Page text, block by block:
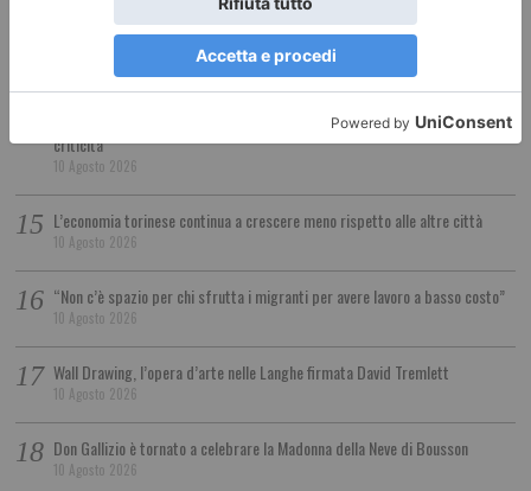
Furto al centro commerciale: un arresto
Piemonte, esodo di Ferragosto: traffico intenso nel weekend ma senza
criticità
10 Agosto 2026
L’economia torinese continua a crescere meno rispetto alle altre città
10 Agosto 2026
“Non c’è spazio per chi sfrutta i migranti per avere lavoro a basso costo”
10 Agosto 2026
Wall Drawing, l’opera d’arte nelle Langhe firmata David Tremlett
10 Agosto 2026
Don Gallizio è tornato a celebrare la Madonna della Neve di Bousson
10 Agosto 2026